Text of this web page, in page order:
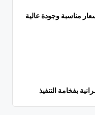
مناسبة وجودة عالية
بفخامة التنفيذ